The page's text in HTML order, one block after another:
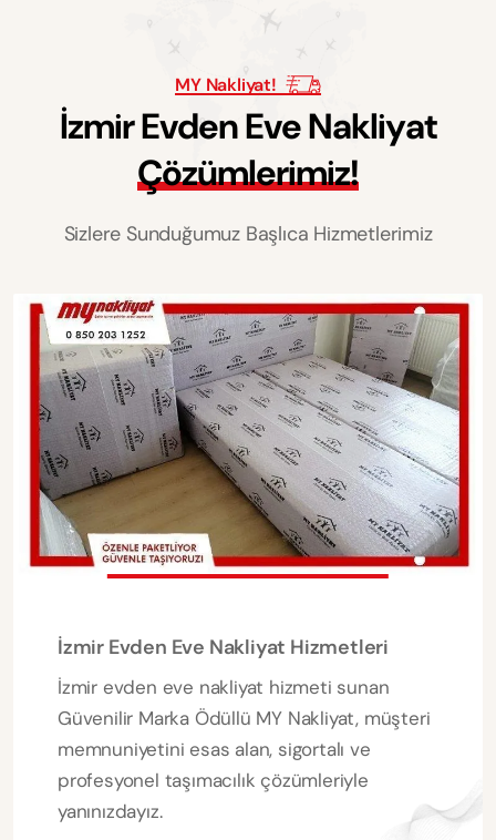
MY Nakliyat!
İzmirEvdenEveNakliyat
Çözümlerimiz!
Sizlere Sunduğumuz Başlıca Hizmetlerimiz
İzmir Evden Eve Nakliyat Hizmetleri
İzmir evden eve nakliyat hizmeti sunan
Güvenilir Marka Ödüllü MY Nakliyat, müşteri
memnuniyetini esas alan, sigortalı ve
profesyonel taşımacılık çözümleriyle
yanınızdayız.